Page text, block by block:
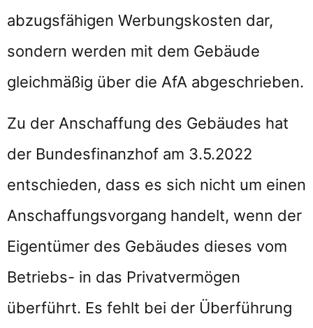
abzugsfähigen Werbungskosten dar,
sondern werden mit dem Gebäude
gleichmäßig über die AfA abgeschrieben.
Zu der Anschaffung des Gebäudes hat
der Bundesfinanzhof am 3.5.2022
entschieden, dass es sich nicht um einen
Anschaffungsvorgang handelt, wenn der
Eigentümer des Gebäudes dieses vom
Betriebs- in das Privatvermögen
überführt. Es fehlt bei der Überführung